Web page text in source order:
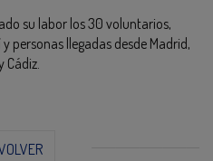
su labor los 30 voluntarios,
personas llegadas desde Madrid,